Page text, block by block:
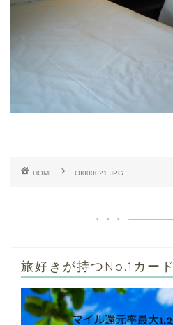
HOME OI000021.JPG
旅好きが持つNo.1カード